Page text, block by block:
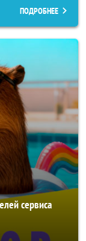
ПОДРОБНЕЕ
сервиса